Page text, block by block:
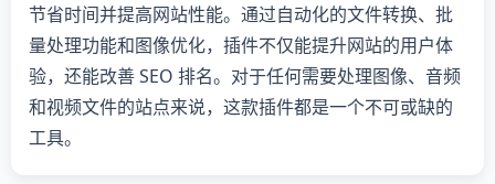
节省时间并提高网站性能。通过自动化的文件转换、批
量处理功能和图像优化，插件不仅能提升网站的用户体
验，还能改善 SEO 排名。对于任何需要处理图像、音频
和视频文件的站点来说，这款插件都是一个不可或缺的
工具。